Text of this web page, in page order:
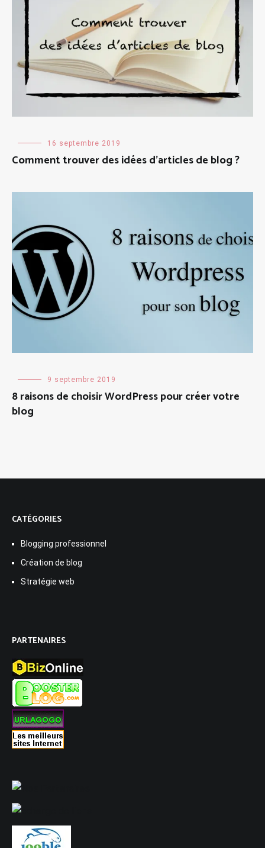
Création
blog
16 septembre 2019
Comment trouver des idées d’articles de blog ?
Création
blog
9 septembre 2019
8 raisons de choisir WordPress pour créer votre
blog
CATÉGORIES
Blogging professionnel
Création de blog
Stratégie web
PARTENAIRES